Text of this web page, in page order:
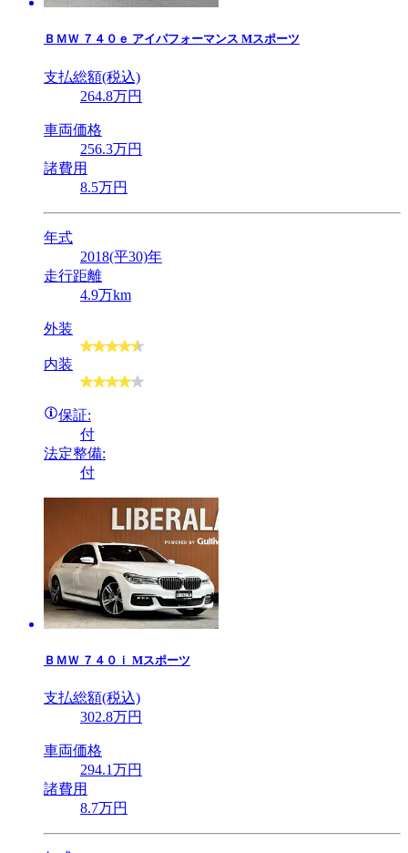
ＢＭＷ ７４０ｅ アイパフォーマンス Mスポーツ
支払総額(税込)
264.8万円
車両価格
256.3万円
諸費用
8.5万円
年式
2018(平30)年
走行距離
4.9万km
外装
内装
保証:
付
法定整備:
付
ＢＭＷ ７４０ｉ Mスポーツ
支払総額(税込)
302.8万円
車両価格
294.1万円
諸費用
8.7万円